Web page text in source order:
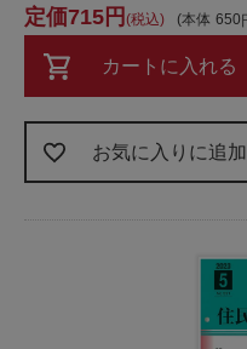
本体 650
715 税込
カートに入れる
お気に入りに追加